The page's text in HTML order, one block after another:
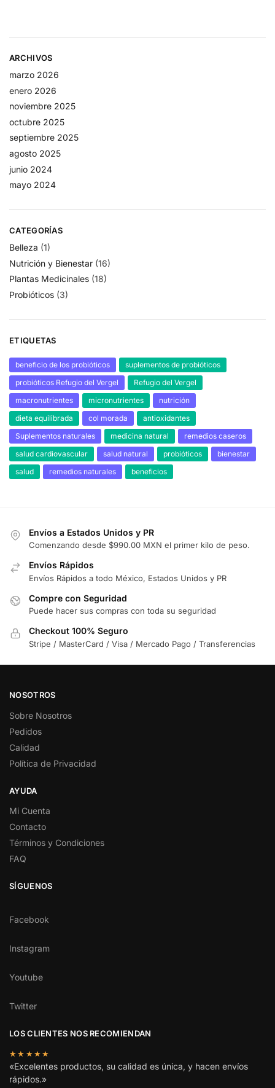
ARCHIVOS
marzo 2026
enero 2026
noviembre 2025
octubre 2025
septiembre 2025
agosto 2025
junio 2024
mayo 2024
CATEGORÍAS
Belleza (1)
Nutrición y Bienestar (16)
Plantas Medicinales (18)
Probióticos (3)
ETIQUETAS
beneficio de los probióticos
suplementos de probióticos
probióticos Refugio del Vergel
Refugio del Vergel
macronutrientes
micronutrientes
nutrición
dieta equilibrada
col morada
antioxidantes
Suplementos naturales
medicina natural
remedios caseros
salud cardiovascular
salud natural probióticos
bienestar
salud
remedios naturales beneficios
Envíos a Estados Unidos y PR
Comenzando desde $990.00 MXN el primer kilo de peso.
Envíos Rápidos
Envíos Rápidos a todo México, Estados Unidos y PR
Compre con Seguridad
Puede hacer sus compras con toda su seguridad
Checkout 100% Seguro
Stripe / MasterCard / Visa / Mercado Pago / Transferencias
NOSOTROS
Sobre Nosotros
Pedidos
Calidad
Política de Privacidad
AYUDA
Mi Cuenta
Contacto
Términos y Condiciones
FAQ
SÍGUENOS
Facebook
Instagram
Youtube
Twitter
LOS CLIENTES NOS RECOMIENDAN
★★★★★
«Excelentes productos, su calidad es única, y hacen envíos
rápidos.»